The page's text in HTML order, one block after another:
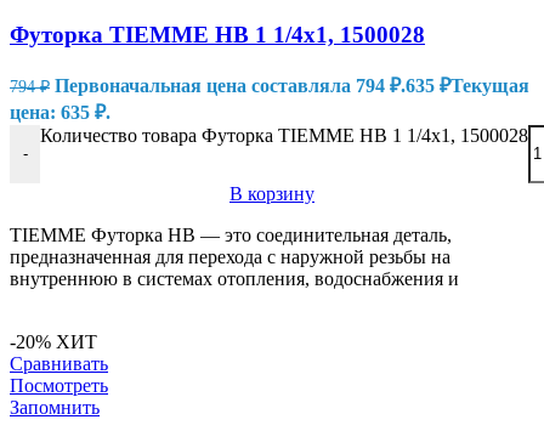
Футорка TIEMME НВ 1 1/4х1, 1500028
794₽ Первоначальная цена составляла 794 ₽.635 ₽Текущая
цена: 635 ₽.
-
Количество товара Футорка TIEMME НВ 1 1/4х1, 1500028
В корзину
TIEMME Футорка НВ — это соединительная деталь,
предназначенная для перехода с наружной резьбы на
внутреннюю в системах отопления, водоснабжения и
-20% ХИТ
Сравнивать
Посмотреть
Запомнить